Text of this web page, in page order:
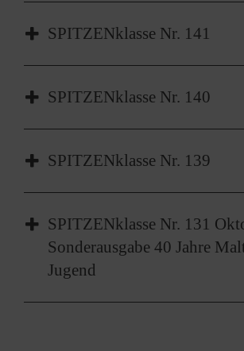
SPITZENklasse Nr. 142
SPITZENklasse Nr. 141
SPITZENklasse Nr. 141
SPITZENklasse Nr. 140
SPITZENklasse Nr. 140
SPITZENklasse Nr. 139
SPITZENklasse Nr. 139
SPITZENklasse Nr. 131
Sonderausgabe 40 Jahre
Jugend